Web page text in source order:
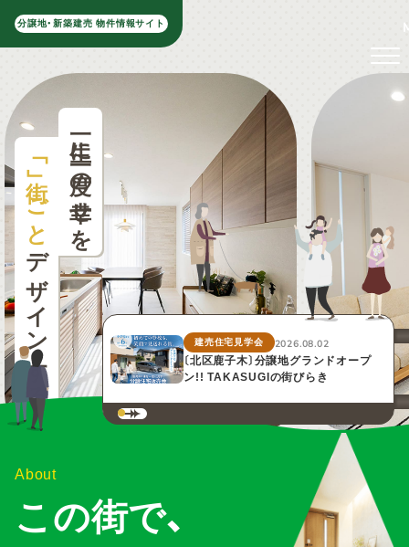
分譲地・新築建売 物件情報サイト
一生に一度の幸せを
「
」
ごと
デザインする 建売住宅見学会
2026.08.02
〔北区鹿子木〕分譲地グランドオープ
ン!! TAKASUGIの街びらき
About
この街で、